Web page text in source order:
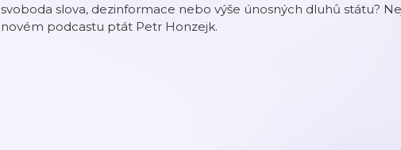
svoboda slova, dezinformace nebo výše únosných dluhů státu?
novém podcastu ptát Petr Honzejk.